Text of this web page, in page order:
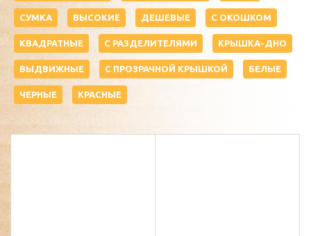
СУМКА ВЫСОКИЕ ДЕШЕВЫЕ С ОКОШКОМ
КВАДРАТНЫЕ С РАЗДЕЛИТЕЛЯМИ КРЫШКА-ДНО
ВЫДВИЖНЫЕ С ПРОЗРАЧНОЙ КРЫШКОЙ БЕЛЫЕ
ЧЕРНЫЕ КРАСНЫЕ